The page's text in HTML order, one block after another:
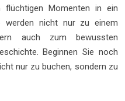
flüchtigen Momenten in ein
werden nicht nur zu einem
auch zum bewussten
Beginnen Sie noch
nur zu buchen, sondern zu